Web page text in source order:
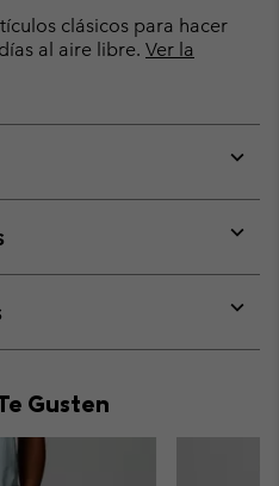
clásicos para hacer
al aire libre. Ver la
or
or
or
Gusten